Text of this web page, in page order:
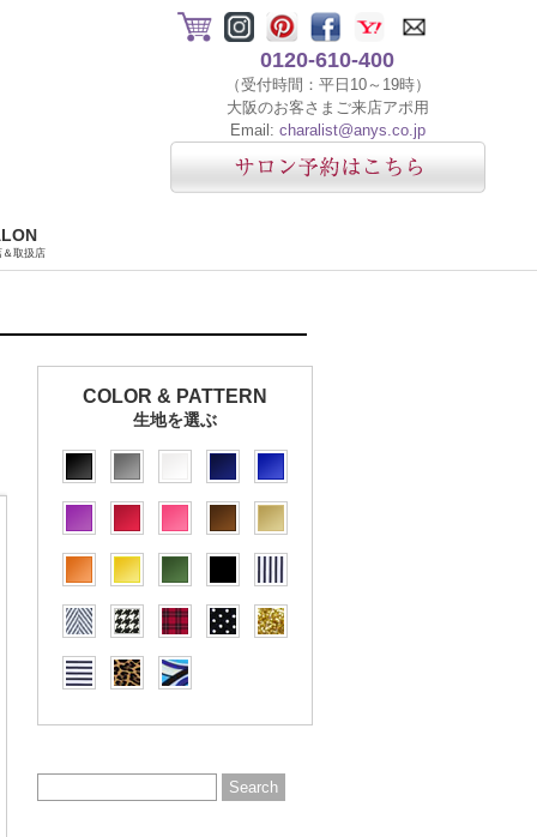
0120-610-400
（受付時間：平日10～19時）
大阪のお客さまご来店アポ用
Email: charalist@anys.co.jp
＆取扱店
COLOR & PATTERN
生地を選ぶ